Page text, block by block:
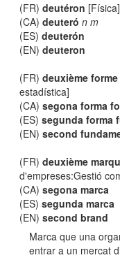
(FR)deutéron [Física]
(CA)deuteró n m
(ES)deuterón
(EN)deuteron
(FR)deuxième
estadística]
(CA)segona forma
(ES)segunda forma
(EN)second
(FR)deuxième
d'empreses:Gestió
(CA)segona marca
(ES)segunda marca
(EN)second brand
Marca que una
entrar a un mercat